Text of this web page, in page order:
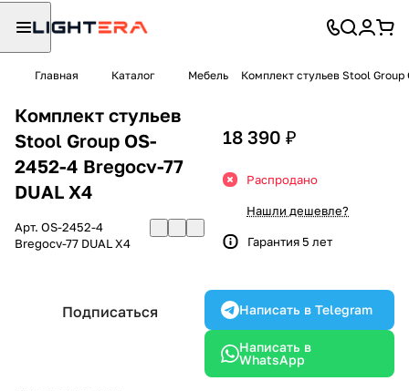
Главная Каталог Мебель Комплект стульев Stool
Комплект стульев
Stool Group OS-
2452-4 Bregocv-77
DUAL X4
Арт. OS-2452-4
Bregocv-77 DUAL X4
Подписаться
18 390 ₽
Распродано
Нашли дешевле?
Гарантия 5 лет
Написать в Telegram
Написать в
WhatsApp